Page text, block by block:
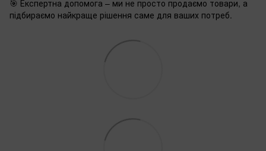
🎯 Експертна допомога – ми не просто продаємо товари, а
підбираємо найкраще рішення саме для ваших потреб.